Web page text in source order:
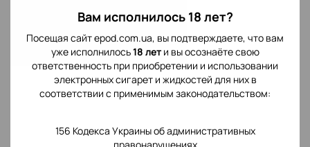
Вам исполнилось 18 лет?
Посещая сайт epod.com.ua, вы подтверждаете, что вам
уже исполнилось18 лети вы осознаёте свою
ответственность при приобретении и использовании
электронных сигарет и жидкостей для них в
соответствии с применимым законодательством:
156 Кодекса Украины об административных
правонарушениях
Добавьте первый отзыв